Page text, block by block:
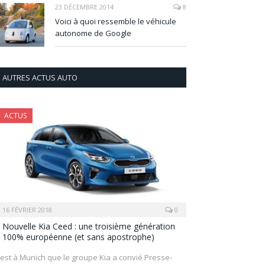
23 DÉCEMBRE 2014 8
Voici à quoi ressemble le véhicule
autonome de Google
AUTRES ACTUS AUTO
ACTUS
16 FÉVRIER 2018 0
Nouvelle Kia Ceed : une troisième génération
100% européenne (et sans apostrophe)
à Munich que le groupe Kia a convié Presse-